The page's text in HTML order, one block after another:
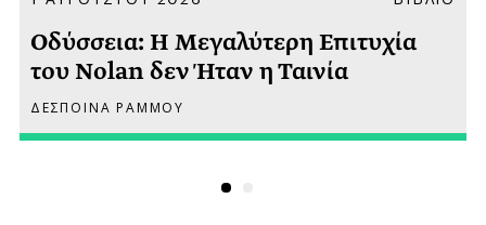
Οδύσσεια: Η Μεγαλύτερη Επιτυχία
του Nolan δεν Ήταν η Ταινία
ΔΕΣΠΟΙΝΑ ΡΑΜΜΟΥ